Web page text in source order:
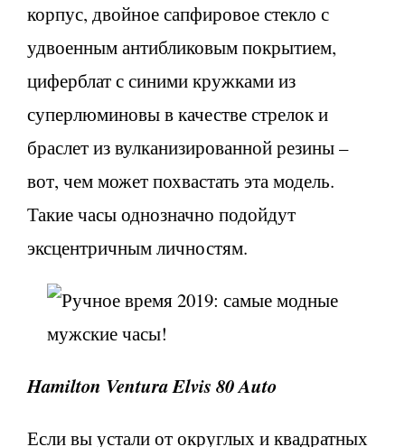
корпус, двойное сапфировое стекло с
удвоенным антибликовым покрытием,
циферблат с синими кружками из
суперлюминовы в качестве стрелок и
браслет из вулканизированной резины –
вот, чем может похвастать эта модель.
Такие часы однозначно подойдут
эксцентричным личностям.
Hamilton Ventura Elvis 80 Auto
Если вы устали от округлых и квадратных